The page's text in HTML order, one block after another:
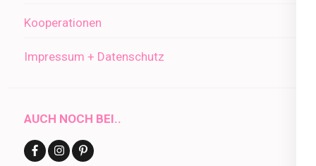
Kooperationen
Impressum + Datenschutz
AUCH NOCH BEI..